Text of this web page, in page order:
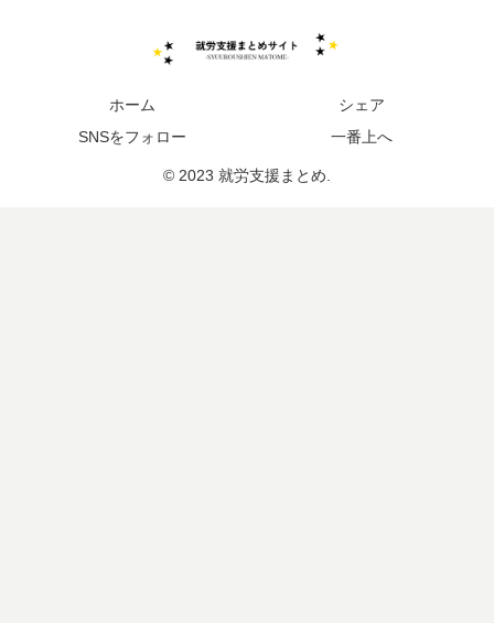
ホーム
シェア
SNSをフォロー
一番上へ
© 2023 就労支援まとめ.